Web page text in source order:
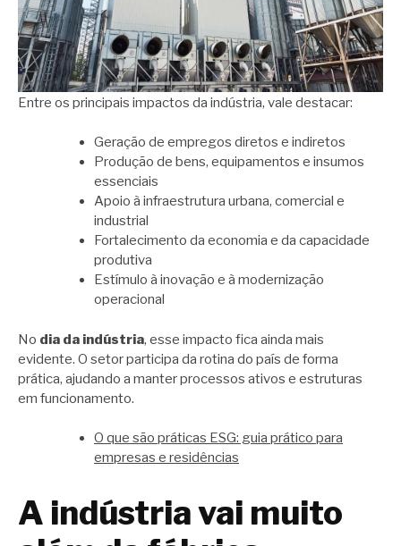
Entre os principais impactos da indústria, vale destacar:
Geração de empregos diretos e indiretos
Produção de bens, equipamentos e insumos
essenciais
Apoio à infraestrutura urbana, comercial e
industrial
Fortalecimento da economia e da capacidade
produtiva
Estímulo à inovação e à modernização
operacional
No dia da indústria, esse impacto fica ainda mais
evidente. O setor participa da rotina do país de forma
prática, ajudando a manter processos ativos e estruturas
em funcionamento.
O que são práticas ESG: guia prático para
empresas e residências
A indústria vai muito